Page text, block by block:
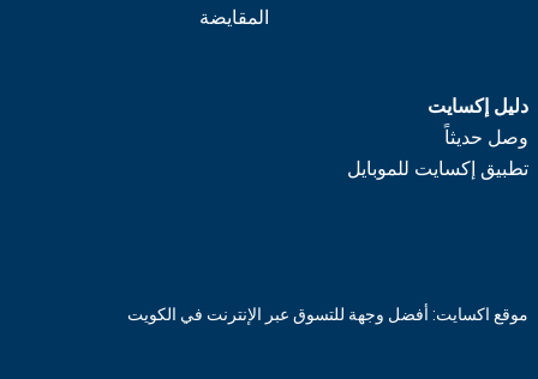
المقايضة
دليل إكسايت
وصل حديثاً
تطبيق إكسايت للموبايل
موقع اكسايت: أفضل وجهة للتسوق عبر الإنترنت في الكويت